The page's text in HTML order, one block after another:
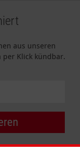
aus unseren
per Klick kündbar.